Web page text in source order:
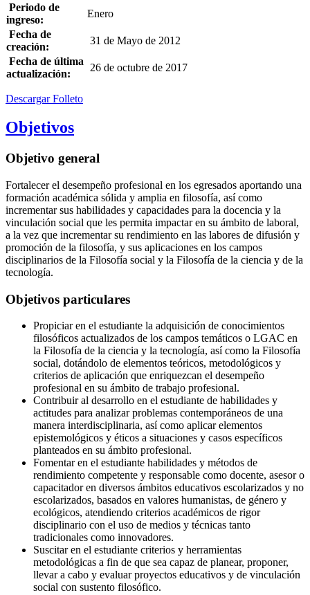
Periodo de
ingreso:
Enero
Fecha de
creación:
31 de Mayo de 2012
Fecha de última
actualización:
26 de octubre de 2017
Descargar Folleto
Objetivos
Objetivo general
Fortalecer el desempeño profesional en los egresados aportando una
formación académica sólida y amplia en filosofía, así como
incrementar sus habilidades y capacidades para la docencia y la
vinculación social que les permita impactar en su ámbito de laboral,
a la vez que incrementar su rendimiento en las labores de difusión y
promoción de la filosofía, y sus aplicaciones en los campos
disciplinarios de la Filosofía social y la Filosofía de la ciencia y de la
tecnología.
Objetivos particulares
Propiciar en el estudiante la adquisición de conocimientos
filosóficos actualizados de los campos temáticos o LGAC en
la Filosofía de la ciencia y la tecnología, así como la Filosofía
social, dotándolo de elementos teóricos, metodológicos y
criterios de aplicación que enriquezcan el desempeño
profesional en su ámbito de trabajo profesional.
Contribuir al desarrollo en el estudiante de habilidades y
actitudes para analizar problemas contemporáneos de una
manera interdisciplinaria, así como aplicar elementos
epistemológicos y éticos a situaciones y casos específicos
planteados en su ámbito profesional.
Fomentar en el estudiante habilidades y métodos de
rendimiento competente y responsable como docente, asesor o
capacitador en diversos ámbitos educativos escolarizados y no
escolarizados, basados en valores humanistas, de género y
ecológicos, atendiendo criterios académicos de rigor
disciplinario con el uso de medios y técnicas tanto
tradicionales como innovadores.
Suscitar en el estudiante criterios y herramientas
metodológicas a fin de que sea capaz de planear, proponer,
llevar a cabo y evaluar proyectos educativos y de vinculación
social con sustento filosófico.